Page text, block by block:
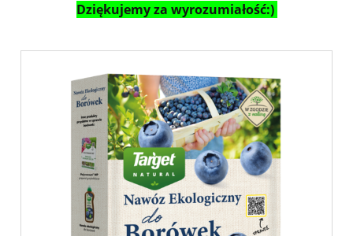
Dziękujemy za wyrozumiałość:)